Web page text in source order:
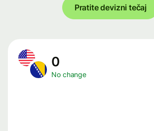
Pratite devizni tečaj
0
No change